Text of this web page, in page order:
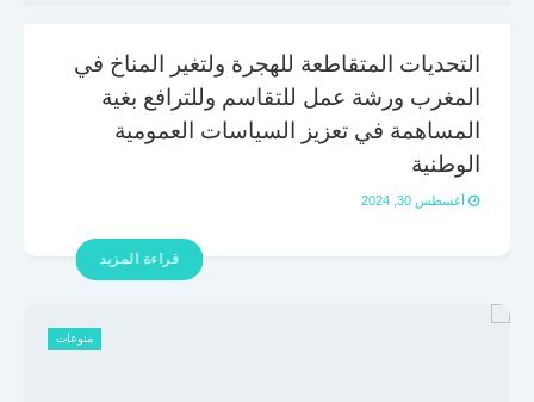
التحديات المتقاطعة للهجرة ولتغير المناخ في
المغرب ورشة عمل للتقاسم وللترافع بغية
المساهمة في تعزيز السياسات العمومية
الوطنية
أغسطس 30, 2024
قراءة المزيد
منوعات